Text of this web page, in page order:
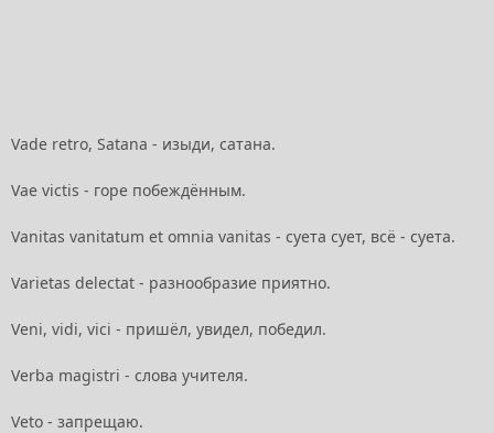
Vade retro, Satana - изыди, сатана.
Vae victis - горе побеждённым.
Vanitas vanitatum et omnia vanitas - суета сует, всё - суета.
Varietas delectat - разнообразие приятно.
Veni, vidi, vici - пришёл, увидел, победил.
Verba magistri - слова учителя.
Veto - запрещаю.